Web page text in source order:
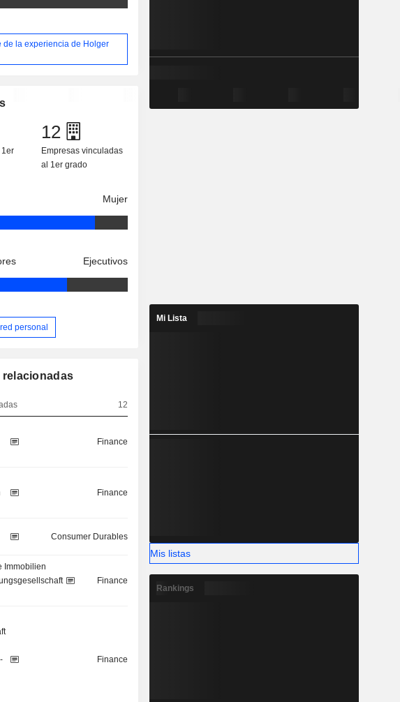
de la experiencia de Holger
1er
12
Empresas vinculadas
al 1er grado
Mujer
Ejecutivos
personal
relacionadas
12
Finance
Finance
Consumer Durables
Immobilien
Finance
Finance
Mi Lista
Mis listas
Rankings